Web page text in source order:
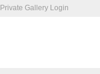
Private Gallery Login